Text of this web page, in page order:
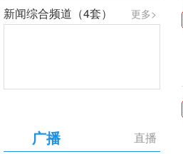
更多>
新闻综合频道（4套）
直播
广播